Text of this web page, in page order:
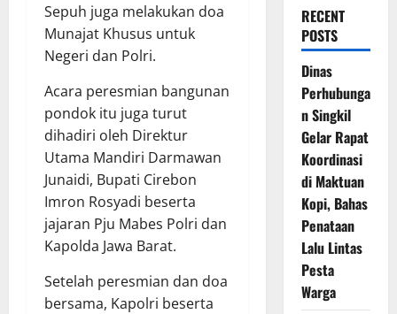
Sepuh juga melakukan doa
Munajat Khusus untuk
Negeri dan Polri.
Acara peresmian bangunan
pondok itu juga turut
dihadiri oleh Direktur
Utama Mandiri Darmawan
Junaidi, Bupati Cirebon
Imron Rosyadi beserta
jajaran Pju Mabes Polri dan
Kapolda Jawa Barat.
Setelah peresmian dan doa
bersama, Kapolri beserta
RECENT
POSTS
Dinas
Perhubunga
n Singkil
Gelar Rapat
Koordinasi
di Maktuan
Kopi, Bahas
Penataan
Lalu Lintas
Pesta
Warga